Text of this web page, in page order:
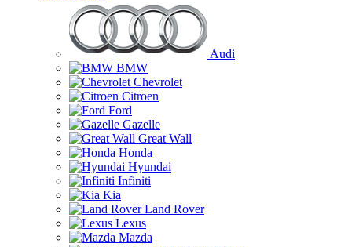
Audi
BMW
Chevrolet
Citroen
Ford
Gazelle
Great Wall
Honda
Hyundai
Infiniti
Kia
Land Rover
Lexus
Mazda